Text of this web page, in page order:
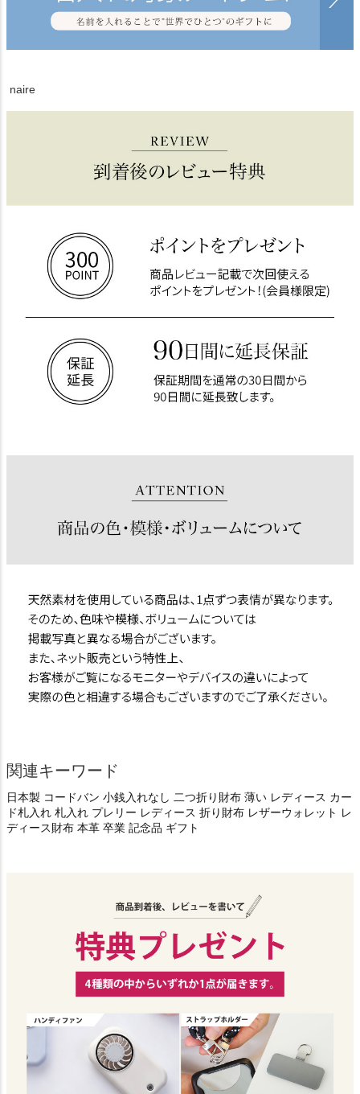
naire
関連キーワード
日本製 コードバン 小銭入れなし 二つ折り財布 薄い レディース カー
ド札入れ 札入れ プレリー レディース 折り財布 レザーウォレット レ
ディース財布 本革 卒業 記念品 ギフト